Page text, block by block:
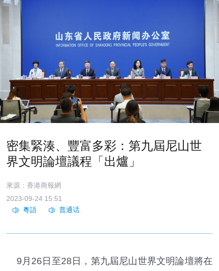
密集緊湊、豐富多彩：第九屆尼山世
界文明論壇議程「出爐」
來源：香港商報網
2023-09-24 15:51
9月26日至28日，第九屆尼山世界文明論壇將在